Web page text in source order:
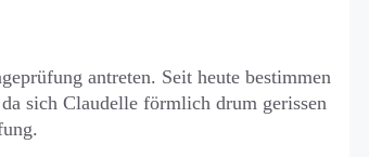
antreten. Seit heute bestimmen
sich Claudelle förmlich drum gerissen